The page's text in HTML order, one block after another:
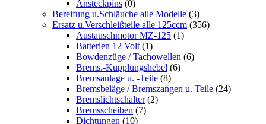
Ansteckpins (0)
Bereifung u.Schläuche alle Modelle (3)
Ersatz u.Verschleißteile alle 125ccm (356)
Austauschmotor MZ-125 (1)
Batterien 12 Volt (1)
Bowdenzüge / Tachowellen (6)
Brems.-Kupplungshebel (6)
Bremsanlage u. -Teile (8)
Bremsbeläge / Bremszangen u. Teile (24)
Bremslichtschalter (2)
Bremsscheiben (7)
Dichtungen (10)